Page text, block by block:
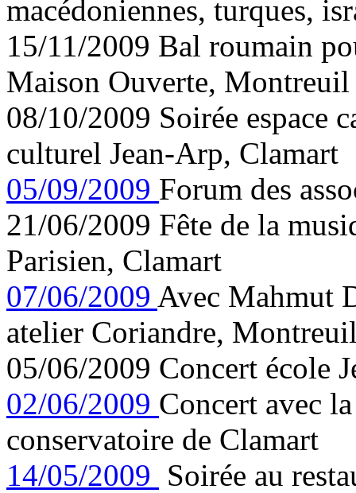
macédoniennes, turques,
15/11/2009 Bal roumain
Maison Ouverte, Montreuil
08/10/2009 Soirée espace
culturel Jean-Arp, Clamart
05/09/2009 Forum des
21/06/2009 Fête de la
Parisien, Clamart
07/06/2009 Avec Mahmut
atelier Coriandre,
05/06/2009 Concert école
02/06/2009 Concert avec
conservatoire de Clamart
14/05/2009 Soirée au